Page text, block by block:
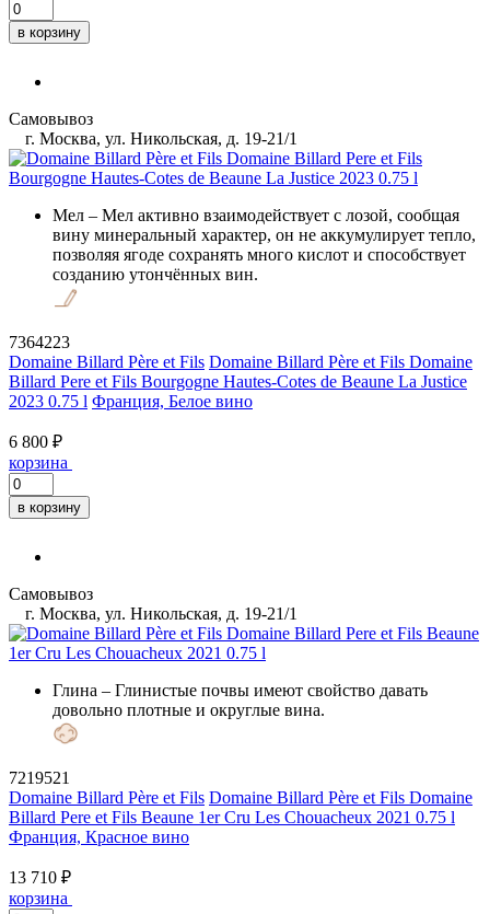
в корзину
Самовывоз
г. Москва, ул. Никольская, д. 19-21/1
Мел – Мел активно взаимодействует с лозой, сообщая
вину минеральный характер, он не аккумулирует тепло,
позволяя ягоде сохранять много кислот и способствует
созданию утончённых вин.
7364223
Domaine Billard Père et Fils Domaine Billard Père et Fils Domaine
Billard Pere et Fils Bourgogne Hautes-Cotes de Beaune La Justice
2023 0.75 l Франция, Белое вино
6 800 ₽
корзина
в корзину
Самовывоз
г. Москва, ул. Никольская, д. 19-21/1
Глина – Глинистые почвы имеют свойство давать
довольно плотные и округлые вина.
7219521
Domaine Billard Père et Fils Domaine Billard Père et Fils Domaine
Billard Pere et Fils Beaune 1er Cru Les Chouacheux 2021 0.75 l
Франция, Красное вино
13 710 ₽
корзина